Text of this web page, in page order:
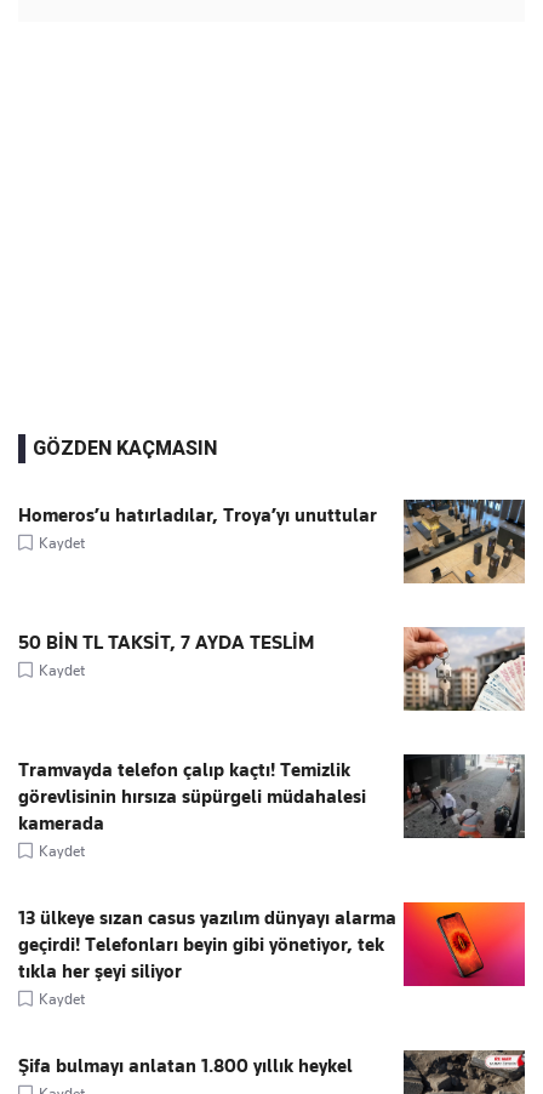
GÖZDEN KAÇMASIN
Homeros’u hatırladılar, Troya’yı unuttular
Kaydet
50 BİN TL TAKSİT, 7 AYDA TESLİM
Kaydet
Tramvayda telefon çalıp kaçtı! Temizlik
görevlisinin hırsıza süpürgeli müdahalesi
kamerada
Kaydet
13 ülkeye sızan casus yazılım dünyayı alarma
geçirdi! Telefonları beyin gibi yönetiyor, tek
tıkla her şeyi siliyor
Kaydet
Şifa bulmayı anlatan 1.800 yıllık heykel